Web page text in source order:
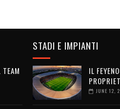
TEAM
STADI E IMPIANTI
IL
JUNE 12,